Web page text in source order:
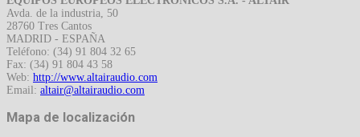
Avda. de la industria, 50
28760 Tres Cantos
MADRID - ESPAÑA
Teléfono: (34) 91 804 32 65
Fax: (34) 91 804 43 58
Web: http://www.altairaudio.com
Email:
Mapa de localización